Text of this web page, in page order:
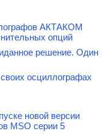
АКТАКОМ
опций
решение. Один
осциллографах
новой версии
MSO серии 5